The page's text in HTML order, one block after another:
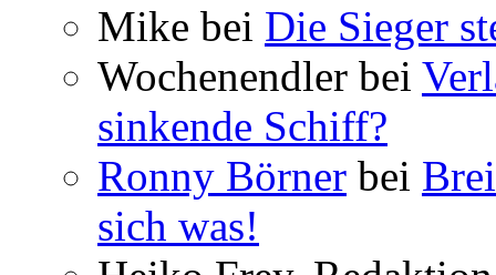
Mike bei Die Sieger
Wochenendler bei
sinkende Schiff?
Ronny Börner bei
sich was!